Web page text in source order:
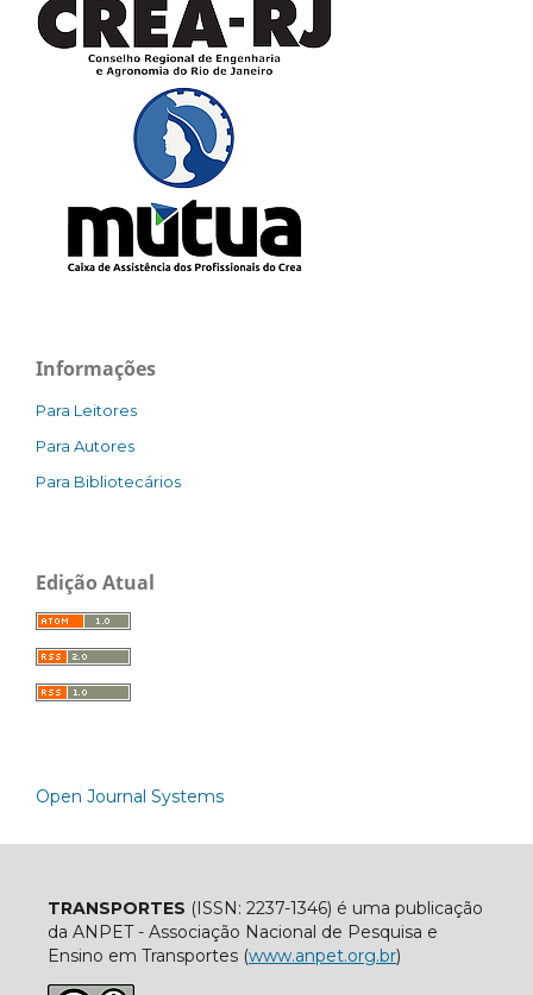
Informações
Para Leitores
Para Autores
Para Bibliotecários
Edição Atual
Open Journal Systems
TRANSPORTES (ISSN: 2237-1346) é uma publicação
da ANPET - Associação Nacional de Pesquisa e
Ensino em Transportes (www.anpet.org.br)